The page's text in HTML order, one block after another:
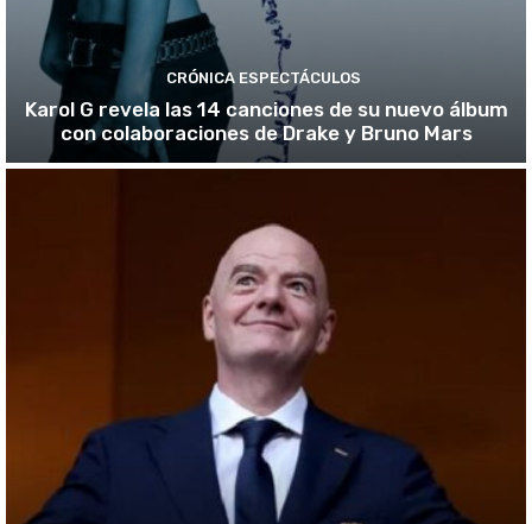
CRÓNICA ESPECTÁCULOS
Karol G revela las 14 canciones de su nuevo álbum
con colaboraciones de Drake y Bruno Mars